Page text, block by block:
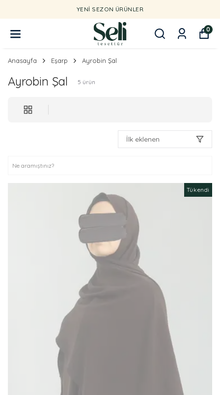
YENI SEZON ÜRÜNLER
0
Anasayfa Eşarp Ayrobin Şal
Ayrobin Şal 5 ürün
İlk eklenen
Tükendi